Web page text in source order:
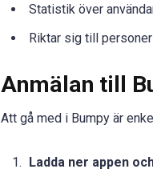
Statistik över
Riktar sig till
Anmälan till
Att gå med i Bumpy är
Ladda ner appen